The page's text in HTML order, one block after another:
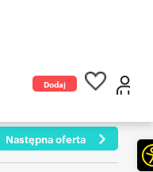
Dodaj
Następna oferta